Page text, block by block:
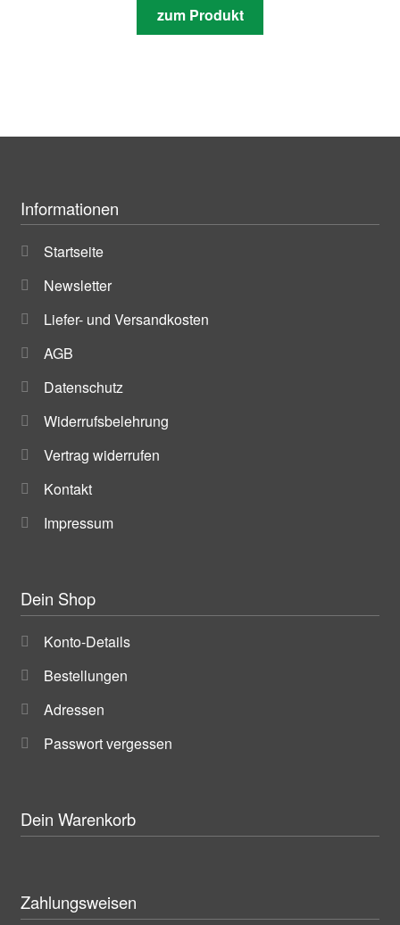
zum Produkt
Informationen
Startseite
Newsletter
Liefer- und Versandkosten
AGB
Datenschutz
Widerrufsbelehrung
Vertrag widerrufen
Kontakt
Impressum
Dein Shop
Konto-Details
Bestellungen
Adressen
Passwort vergessen
Dein Warenkorb
Zahlungsweisen